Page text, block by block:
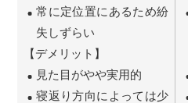
常に定位置にあるため紛
失しずらい
【デメリット】
見た目がやや実用的
寝返り方向によっては少